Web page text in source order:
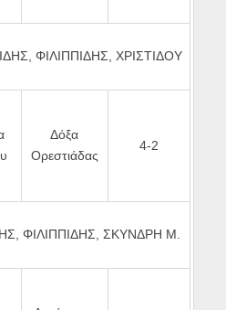
ΦΙΛΙΠΠΙΔΗΣ, ΧΡΙΣΤΙΔΟΥ
Δόξα
Ορεστιάδας
4-2
ΦΙΛΙΠΠΙΔΗΣ, ΣΚΥΝΔΡΗ Μ.